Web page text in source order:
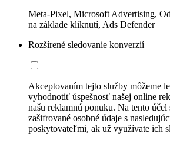
Meta-Pixel, Microsoft Advertising,
na základe kliknutí, Ads Defender
Rozšírené sledovanie konverzií
Akceptovaním tejto služby môžeme
vyhodnotiť úspešnosť našej online
našu reklamnú ponuku. Na tento účel
zašifrované osobné údaje s
poskytovateľmi, ak už využívate ich